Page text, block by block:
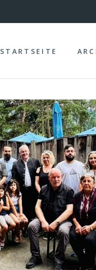
STARTSEITE